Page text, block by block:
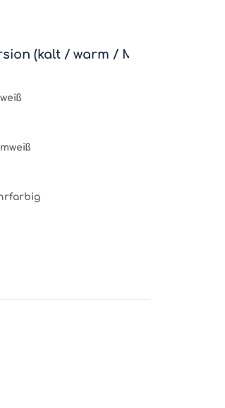
(kalt / warm / Mehrfarbig /